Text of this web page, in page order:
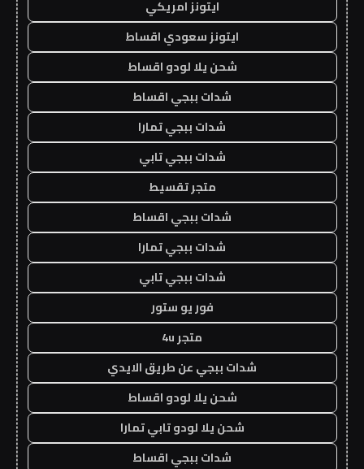
ايتونز امريكي
ايتونز سعودي اقساط
شحن يلا لودو اقساط
شدات ببجي اقساط
شدات ببجي تمارا
شدات ببجي تابي
متجر تقسيط
شدات ببجي اقساط
شدات ببجي تمارا
شدات ببجي تابي
فور يو ستور
متجر 4u
شدات ببجي عن طريق الايدي
شحن يلا لودو اقساط
شحن يلا لودو تابي تمارا
شدات ببجي اقساط